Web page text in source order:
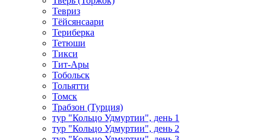
Тевриз
Тёйсянсаари
Териберка
Тетюши
Тикси
Тит-Ары
Тобольск
Тольятти
Томск
Трабзон (Турция)
тур "Кольцо Удмуртии", день 1
тур "Кольцо Удмуртии", день 2